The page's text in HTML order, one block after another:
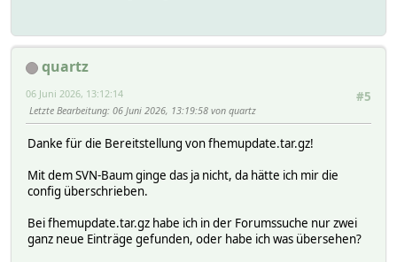
quartz
#5
06 Juni 2026, 13:12:14
Letzte Bearbeitung: 06 Juni 2026, 13:19:58 von quartz
Danke für die Bereitstellung von fhemupdate.tar.gz!
Mit dem SVN-Baum ginge das ja nicht, da hätte ich mir die
config überschrieben.
Bei fhemupdate.tar.gz habe ich in der Forumssuche nur zwei
ganz neue Einträge gefunden, oder habe ich was übersehen?